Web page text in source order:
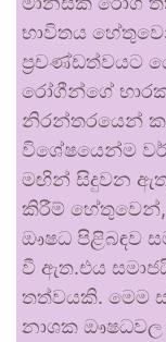
භාවිතය
ප්‍රචණ්ඩත්වයට
රෝගීන්ගේ
නිරන්තරයෙන්
විශේෂයෙන්ම
මඟින් සිදුවන
කිරීම් හේතුවෙන්,
ඖෂධ පිළිබඳව
වී ඇත.එය
තත්වයකි. මෙම
නාශක ඖෂධවල